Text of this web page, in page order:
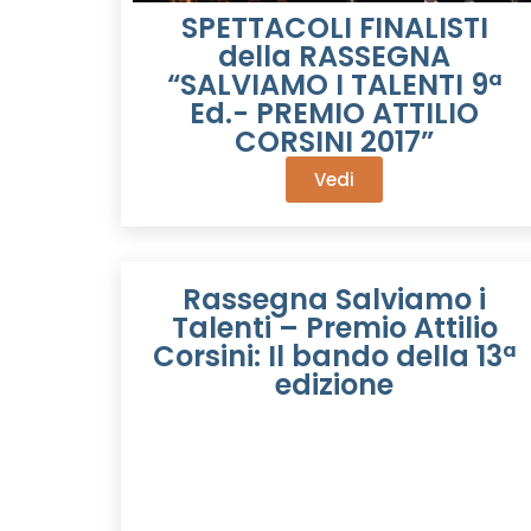
SPETTACOLI FINALISTI
della RASSEGNA
“SALVIAMO I TALENTI 9ª
Ed.- PREMIO ATTILIO
CORSINI 2017”
Vedi
Rassegna Salviamo i
Talenti – Premio Attilio
Corsini: Il bando della 13ª
edizione